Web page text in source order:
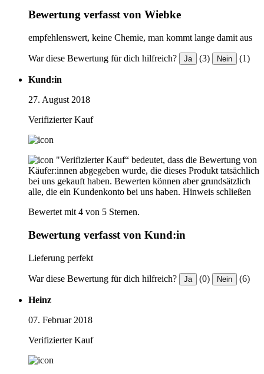
Bewertung verfasst von Wiebke
empfehlenswert, keine Chemie, man kommt lange damit aus
War diese Bewertung für dich hilfreich? Ja (3) Nein (1)
Kund:in
27. August 2018
Verifizierter Kauf
"Verifizierter Kauf“ bedeutet, dass die Bewertung von
Käufer:innen abgegeben wurde, die dieses Produkt tatsächlich
bei uns gekauft haben. Bewerten können aber grundsätzlich
alle, die ein Kundenkonto bei uns haben. Hinweis schließen
Bewertet mit 4 von 5 Sternen.
Bewertung verfasst von Kund:in
Lieferung perfekt
War diese Bewertung für dich hilfreich? Ja (0) Nein (6)
Heinz
07. Februar 2018
Verifizierter Kauf